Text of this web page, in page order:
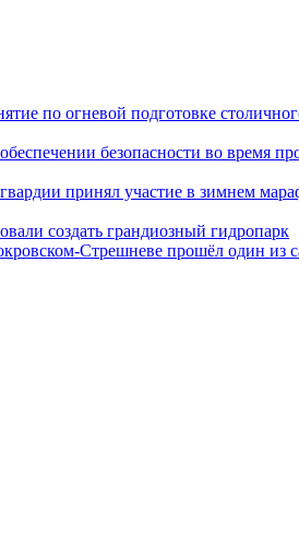
по огневой подготовке
безопасности во время
принял участие в зимнем
создать грандиозный гидропарк
Стрешневе прошёл один из